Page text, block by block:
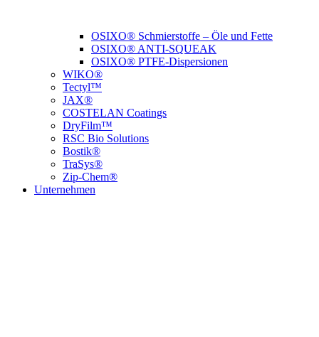
OSIXO® Schmierstoffe – Öle und Fette
OSIXO® ANTI-SQUEAK
OSIXO® PTFE-Dispersionen
WIKO®
Tectyl™
JAX®
COSTELAN Coatings
DryFilm™
RSC Bio Solutions
Bostik®
TraSys®
Zip-Chem®
Unternehmen